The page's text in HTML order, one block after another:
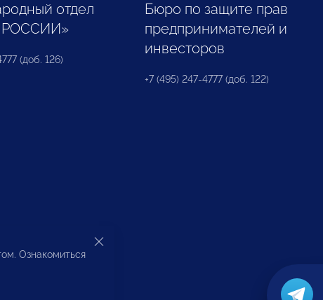
отдел
(доб. 126)
Бюро по защите прав
предпринимателей и
инвесторов
+7 (495) 247-4777 (доб. 122)
Ознакомиться